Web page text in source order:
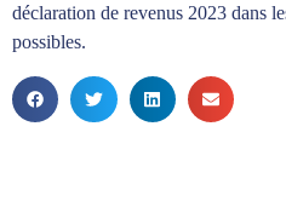
déclaration de revenus 2023 dans
possibles.